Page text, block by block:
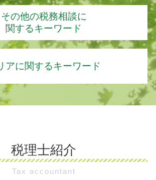
くらから
礎控除
率 2018
率
地
算 シミュレーション
礎控除 不動産
課税財産
算ガイド
金
計算
扶養控除
末調整
いくら
税理士
確定申告 重複
確定申告 副業
は
書類
確定申告
その他の税務相談に
関するキーワード
メリット
営相談
援 資金
勘定科目
法人
アに関するキーワード
木市
サポート 吹田市
サポート 大阪市
サポート 堺市
税理士紹介
Tax accountant